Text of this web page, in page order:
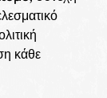
κάθε